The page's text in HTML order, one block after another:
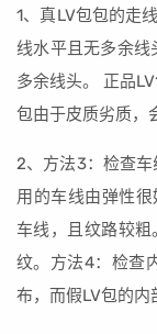
1、真LV包包的走
线水平且无多余线
多余线头。 正品
包由于皮质劣质，
2、方法3：检查
用的车线由弹性
车线，且纹路较
纹。方法4：检查
布，而假LV包的内